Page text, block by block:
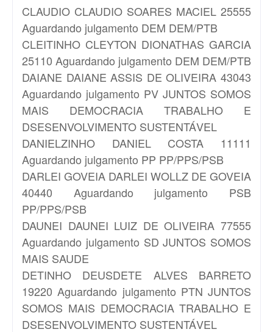
CLAUDIO CLAUDIO SOARES MACIEL 25555
Aguardando julgamento DEM DEM/PTB
CLEITINHO CLEYTON DIONATHAS GARCIA
25110 Aguardando julgamento DEM DEM/PTB
DAIANE DAIANE ASSIS DE OLIVEIRA 43043
Aguardando julgamento PV JUNTOS SOMOS
MAIS DEMOCRACIA TRABALHO E
DSESENVOLVIMENTO SUSTENTÁVEL
DANIELZINHO DANIEL COSTA 11111
Aguardando julgamento PP PP/PPS/PSB
DARLEI GOVEIA DARLEI WOLLZ DE GOVEIA
40440 Aguardando julgamento PSB
PP/PPS/PSB
DAUNEI DAUNEI LUIZ DE OLIVEIRA 77555
Aguardando julgamento SD JUNTOS SOMOS
MAIS SAUDE
DETINHO DEUSDETE ALVES BARRETO
19220 Aguardando julgamento PTN JUNTOS
SOMOS MAIS DEMOCRACIA TRABALHO E
DSESENVOLVIMENTO SUSTENTÁVEL